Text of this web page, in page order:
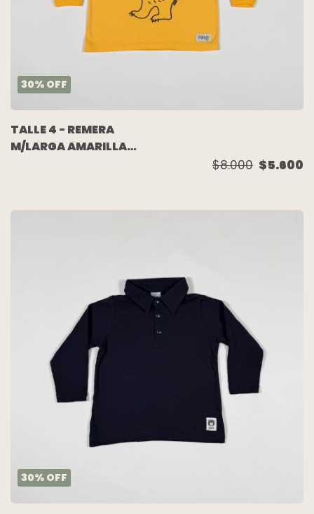
30% OFF
TALLE 4 - REMERA
M/LARGA AMARILLA
$8.000 $5.600
30% OFF